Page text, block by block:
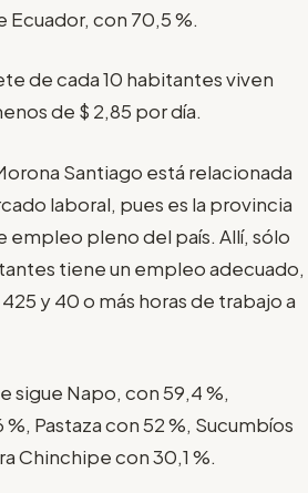
Ecuador, con 70,5 %.
de cada 10 habitantes viven
de $ 2,85 por día.
Santiago está relacionada
laboral, pues es la provincia
empleo pleno del país. Allí, sólo
tiene un empleo adecuado,
y 40 o más horas de trabajo a
sigue Napo, con 59,4 %,
Pastaza con 52 %, Sucumbíos
Chinchipe con 30,1 %.